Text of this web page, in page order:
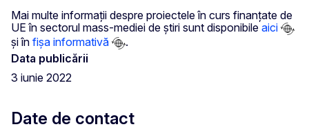
Mai multe informații despre proiectele în curs finanțate de
UE în sectorul mass-mediei de știri sunt disponibile aici
și în fișa informativă
.
Data publicării
3 iunie 2022
Date de contact